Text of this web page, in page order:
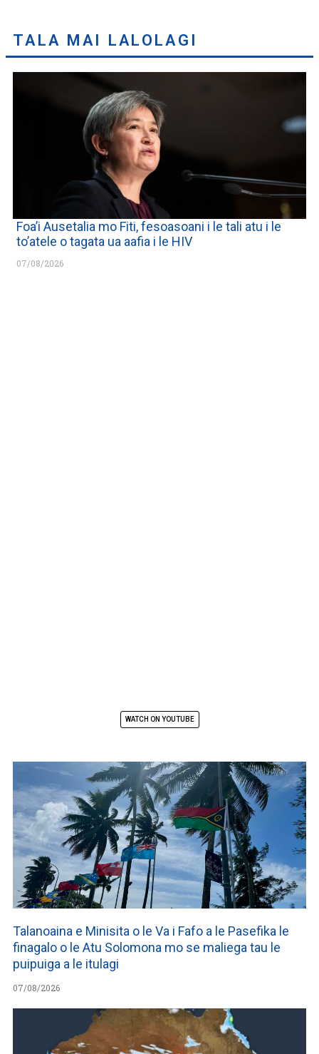
TALA MAI LALOLAGI
Foa’i Ausetalia mo Fiti, fesoasoani i le tali atu i le
to’atele o tagata ua aafia i le HIV
07/08/2026
WATCH ON YOUTUBE
Talanoaina e Minisita o le Va i Fafo a le Pasefika le
finagalo o le Atu Solomona mo se maliega tau le
puipuiga a le itulagi
07/08/2026